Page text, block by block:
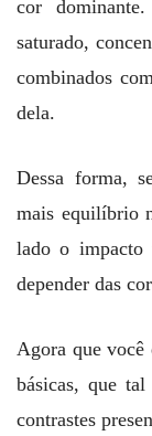
cor
saturado,
combinados
dela.
Dessa forma,
mais equilíbrio
lado o impacto
depender das
Agora que você
básicas, que
contrastes